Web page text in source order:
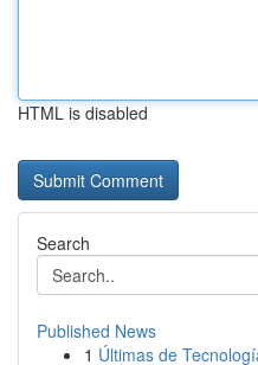
HTML is disabled
Search
Published News
1 Últimas de